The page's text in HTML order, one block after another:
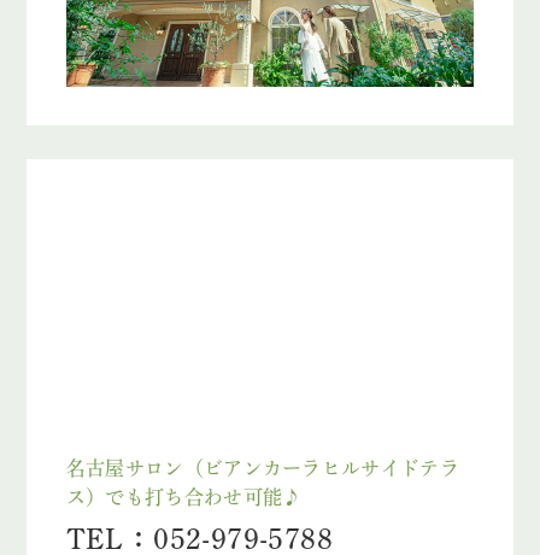
名古屋サロン（ビアンカーラヒルサイドテラ
ス）でも打ち合わせ可能♪
TEL：052-979-5788